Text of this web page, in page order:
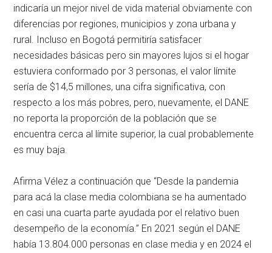
indicaría un mejor nivel de vida material obviamente con
diferencias por regiones, municipios y zona urbana y
rural. Incluso en Bogotá permitiría satisfacer
necesidades básicas pero sin mayores lujos si el hogar
estuviera conformado por 3 personas, el valor límite
sería de $14,5 millones, una cifra significativa, con
respecto a los más pobres, pero, nuevamente, el DANE
no reporta la proporción de la población que se
encuentra cerca al límite superior, la cual probablemente
es muy baja.
Afirma Vélez a continuación que “Desde la pandemia
para acá la clase media colombiana se ha aumentado
en casi una cuarta parte ayudada por el relativo buen
desempeño de la economía.” En 2021 según el DANE
había 13.804.000 personas en clase media y en 2024 el